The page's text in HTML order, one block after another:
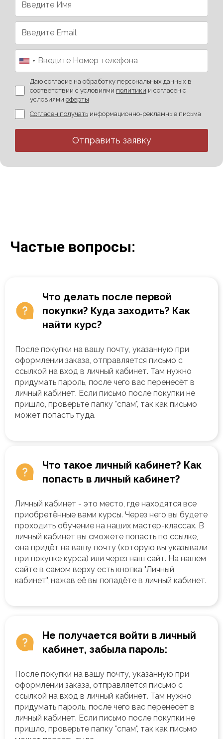
Даю согласие на обработку персональных данных в
соответствии с условиями политики и согласен с
условиями оферты
Согласен получать информационно-рекламные письма
Отправить заявку
Частые вопросы:
Что делать после первой
покупки? Куда заходить? Как
найти курс?
После покупки на вашу почту, указанную при
оформлении заказа, отправляется письмо с
ссылкой на вход в личный кабинет. Там нужно
придумать пароль, после чего вас перенесёт в
личный кабинет. Если письмо после покупки не
пришло, проверьте папку "спам", так как письмо
может попасть туда.
Что такое личный кабинет? Как
попасть в личный кабинет?
Личный кабинет - это место, где находятся все
приобретённые вами курсы. Через него вы будете
проходить обучение на наших мастер-классах. В
личный кабинет вы сможете попасть по ссылке,
она придёт на вашу почту (которую вы указывали
при покупке курса) или через наш сайт. На нашем
сайте в самом верху есть кнопка "Личный
кабинет", нажав её вы попадёте в личный кабинет.
Не получается войти в личный
кабинет, забыла пароль:
После покупки на вашу почту, указанную при
оформлении заказа, отправляется письмо с
ссылкой на вход в личный кабинет. Там нужно
придумать пароль, после чего вас перенесёт в
личный кабинет. Если письмо после покупки не
пришло, проверьте папку "спам", так как письмо